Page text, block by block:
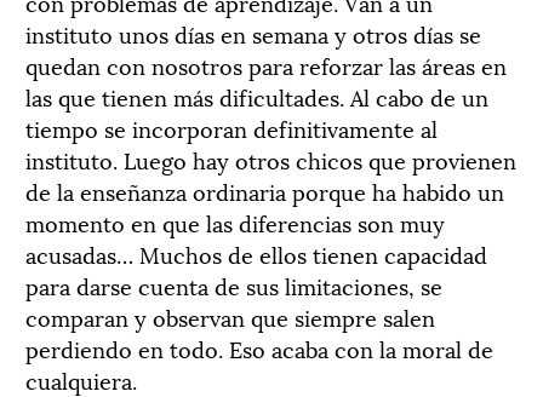
instituto unos días en semana y otros días se
quedan con nosotros para reforzar las áreas en
las que tienen más dificultades. Al cabo de un
tiempo se incorporan definitivamente al
instituto. Luego hay otros chicos que provienen
de la enseñanza ordinaria porque ha habido un
momento en que las diferencias son muy
acusadas… Muchos de ellos tienen capacidad
para darse cuenta de sus limitaciones, se
comparan y observan que siempre salen
perdiendo en todo. Eso acaba con la moral de
cualquiera.